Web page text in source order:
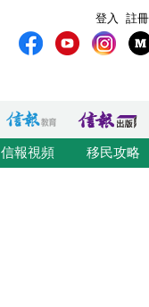
註冊
登入
信報視頻 移民攻略